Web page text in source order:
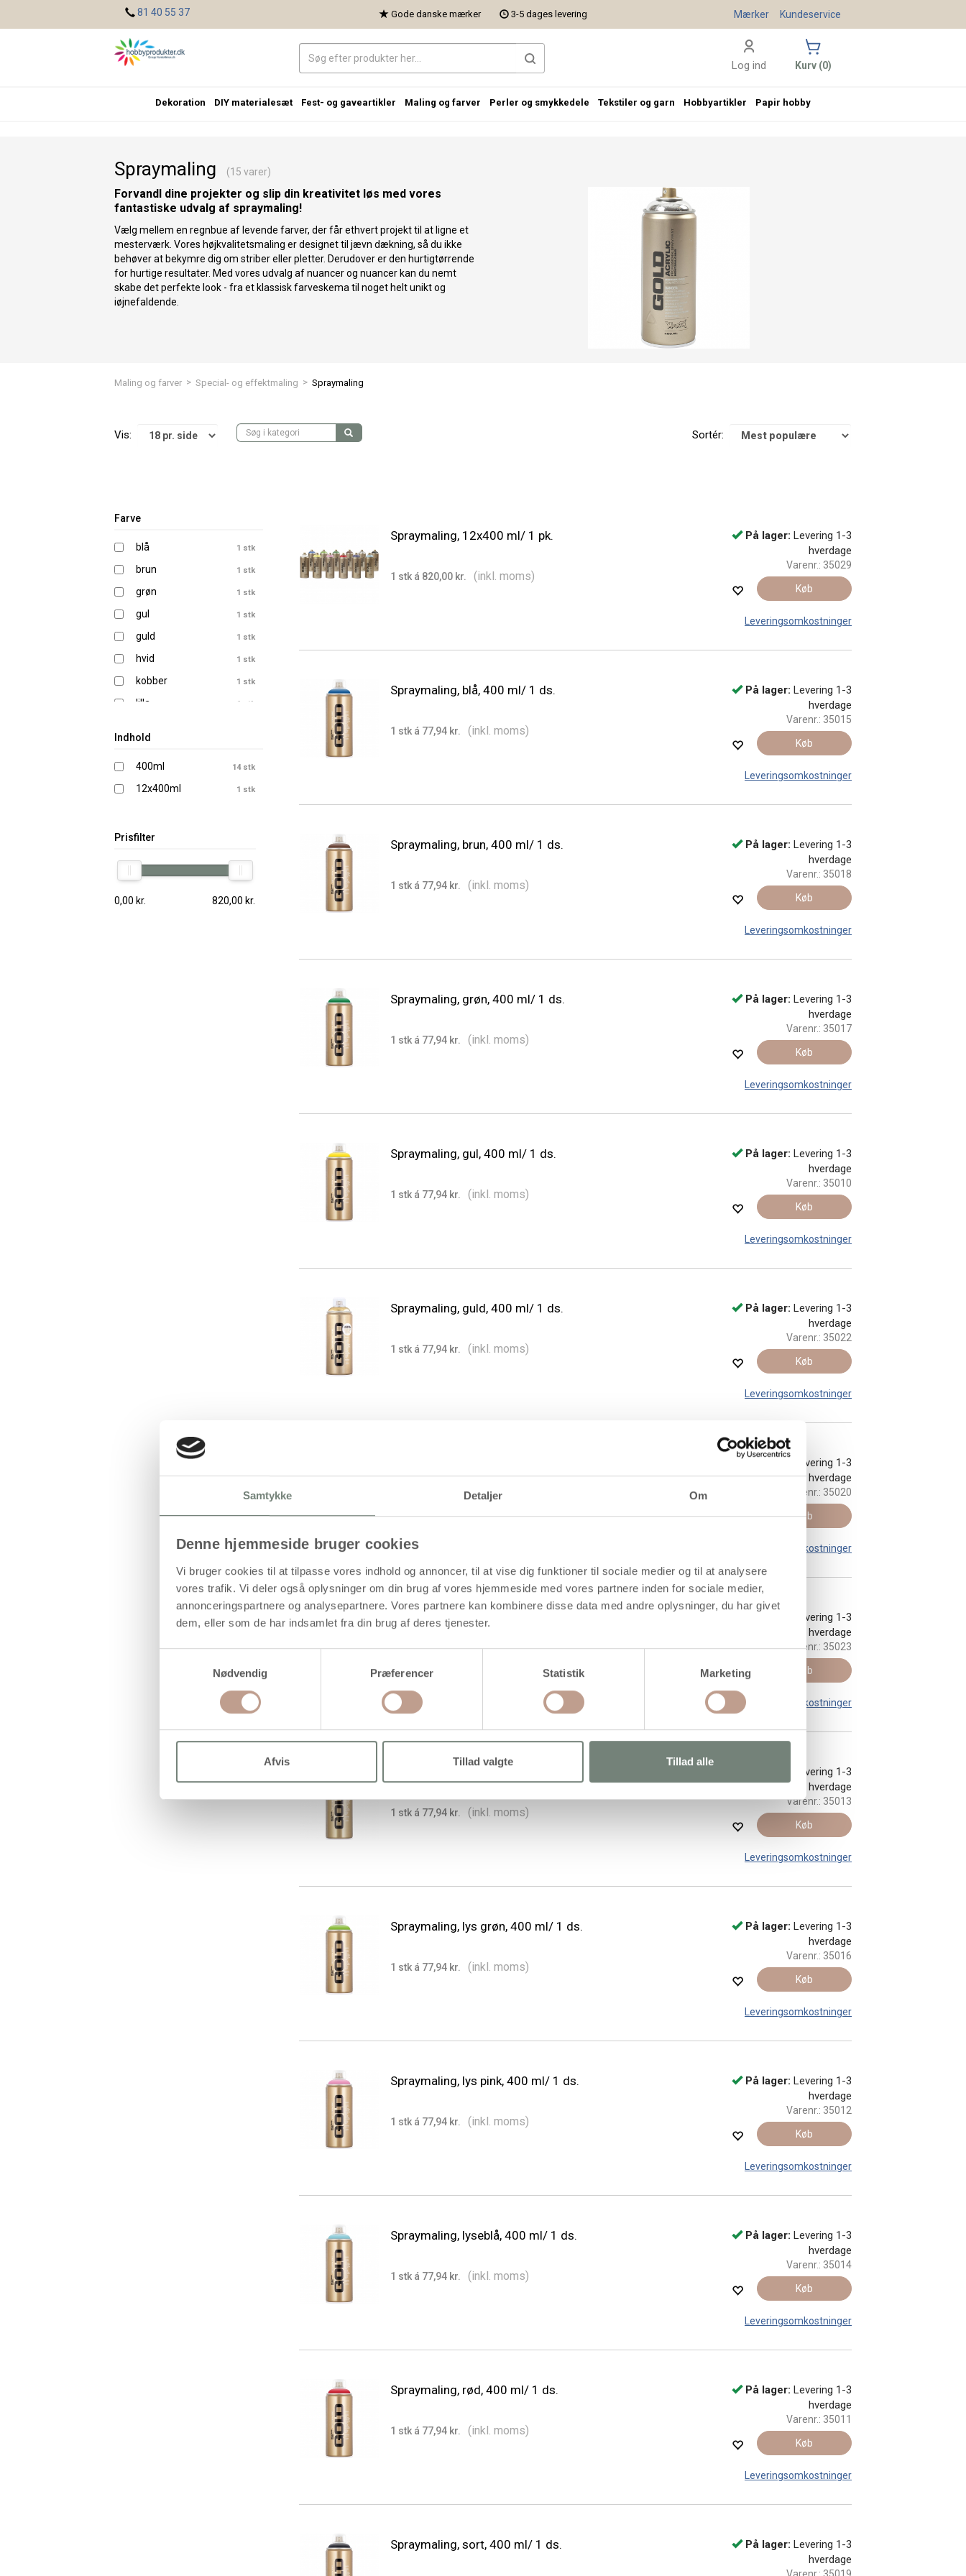
Samtykke Detaljer Om
Denne hjemmeside bruger cookies
Vi bruger cookies til at tilpasse vores indhold og annoncer, til at vise dig funktioner til sociale medier og til at analysere
vores trafik. Vi deler også oplysninger om din brug af vores hjemmeside med vores partnere inden for sociale medier,
annonceringspartnere og analysepartnere. Vores partnere kan kombinere disse data med andre oplysninger, du har givet
dem, eller som de har indsamlet fra din brug af deres tjenester.
Nødvendig
Præferencer Statistik Marketing
Afvis Tillad valgte Tillad alle
Spraymaling (15 varer)
Forvandl dine projekter og slip din kreativitet løs med vores
fantastiske udvalg af spraymaling!
Vælg mellem en regnbue af levende farver, der får ethvert projekt til at ligne et
mesterværk. Vores højkvalitetsmaling er designet til jævn dækning, så du ikke
behøver at bekymre dig om striber eller pletter. Derudover er den hurtigtørrende
for hurtige resultater. Med vores udvalg af nuancer og nuancer kan du nemt
skabe det perfekte look - fra et klassisk farveskema til noget helt unikt og
iøjnefaldende.
Maling og farver > Special- og effektmaling > Spraymaling
Vis: Sortér:
Farve
blå 1 stk
brun 1 stk
grøn 1 stk
gul 1 stk
guld 1 stk
hvid 1 stk
kobber 1 stk
lilla 1 stk
lyseblå 1 stk
rød 1 stk
sølv
Indhold
400ml 14 stk
12x400ml 1 stk
Prisfilter
0,00 kr. 820,00 kr.
Spraymaling, 12x400 ml/ 1 pk.
1 stk á 820,00 kr. (inkl. moms)
På lager: Levering 1-3
hverdage
Varenr.: 35029
Køb
Leveringsomkostninger
Spraymaling, blå, 400 ml/ 1 ds.
1 stk á 77,94 kr. (inkl. moms)
På lager: Levering 1-3
hverdage
Varenr.: 35015
Køb
Leveringsomkostninger
Spraymaling, brun, 400 ml/ 1 ds.
1 stk á 77,94 kr. (inkl. moms)
På lager: Levering 1-3
hverdage
Varenr.: 35018
Køb
Leveringsomkostninger
Spraymaling, grøn, 400 ml/ 1 ds.
1 stk á 77,94 kr. (inkl. moms)
På lager: Levering 1-3
hverdage
Varenr.: 35017
Køb
Leveringsomkostninger
Spraymaling, gul, 400 ml/ 1 ds.
1 stk á 77,94 kr. (inkl. moms)
På lager: Levering 1-3
hverdage
Varenr.: 35010
Køb
Leveringsomkostninger
Spraymaling, guld, 400 ml/ 1 ds.
1 stk á 77,94 kr. (inkl. moms)
På lager: Levering 1-3
hverdage
Varenr.: 35022
Køb
Leveringsomkostninger
(inkl. moms)
Levering 1-3
hverdage
Varenr.: 35020
Køb
Leveringsomkostninger
Spraymaling, kobber, 400 ml/ 1 ds.
Levering 1-3
hverdage
Varenr.: 35023
Køb
Leveringsomkostninger
Spraymaling, lilla, 400 ml/ 1 ds.
1 stk á 77,94 kr. (inkl. moms)
Levering 1-3
hverdage
Varenr.: 35013
Køb
Leveringsomkostninger
Spraymaling, lys grøn, 400 ml/ 1 ds.
1 stk á 77,94 kr. (inkl. moms)
På lager: Levering 1-3
hverdage
Varenr.: 35016
Køb
Leveringsomkostninger
Spraymaling, lys pink, 400 ml/ 1 ds.
1 stk á 77,94 kr. (inkl. moms)
På lager: Levering 1-3
hverdage
Varenr.: 35012
Køb
Leveringsomkostninger
Spraymaling, lyseblå, 400 ml/ 1 ds.
1 stk á 77,94 kr. (inkl. moms)
På lager: Levering 1-3
hverdage
Varenr.: 35014
Køb
Leveringsomkostninger
Spraymaling, rød, 400 ml/ 1 ds.
1 stk á 77,94 kr. (inkl. moms)
På lager: Levering 1-3
hverdage
Varenr.: 35011
Køb
Leveringsomkostninger
Spraymaling, sort, 400 ml/ 1 ds. På lager: Levering 1-3
hverdage
81 40 55 37 Gode danske mærker 3-5 dages levering Kundeservice
Mærker
Log ind Kurv (0)
Dekoration DIY materialesæt Fest- og gaveartikler Maling og farver Perler og smykkedele Tekstiler og garn Hobbyartikler Papir hobby